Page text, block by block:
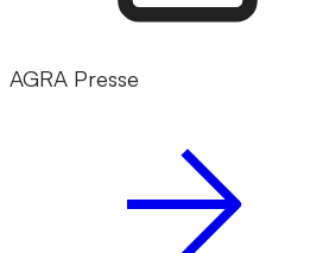
AGRA Presse